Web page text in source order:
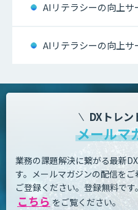
AIリテラシーの向上サ
AIリテラシーの向上サ
DXトレ
メールマ
業務の課題解決に繋がる最新
す。 メールマガジンの配信を
ご登録ください。登録無料です。
こちら をご覧ください。